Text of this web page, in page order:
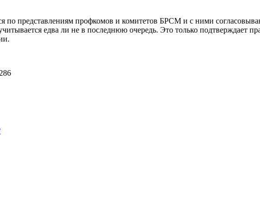
представлениям профкомов и комитетов БРСМ и с ними
едва ли не в последнюю очередь. Это только подтверждает